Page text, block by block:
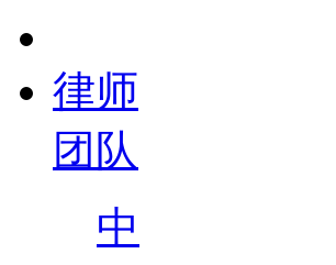
律师
团队
中